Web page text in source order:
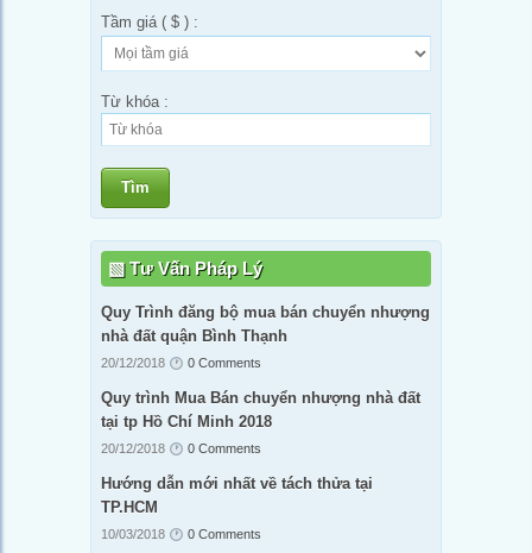
Tầm giá ( $ ) :
Từ khóa :
Tìm
Tư Vấn Pháp Lý
Quy Trình đăng bộ mua bán chuyển nhượng
nhà đất quận Bình Thạnh
20/12/2018 0 Comments
Quy trình Mua Bán chuyển nhượng nhà đất
tại tp Hồ Chí Minh 2018
20/12/2018 0 Comments
Hướng dẫn mới nhất về tách thửa tại
TP.HCM
10/03/2018 0 Comments